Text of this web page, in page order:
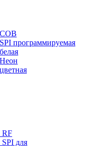
программируемая
RF
для